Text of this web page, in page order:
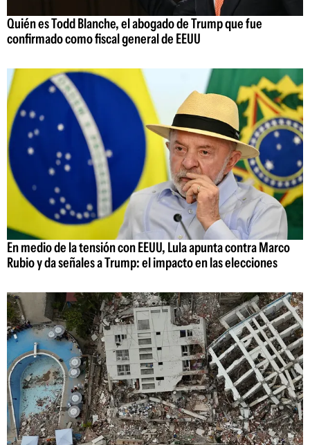
Quién es Todd Blanche, el abogado de Trump que fue
confirmado como fiscal general de EEUU
En medio de la tensión con EEUU, Lula apunta contra Marco
Rubio y da señales a Trump: el impacto en las elecciones